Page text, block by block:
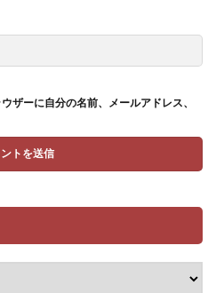
ザーに自分の名前、メールアドレス、